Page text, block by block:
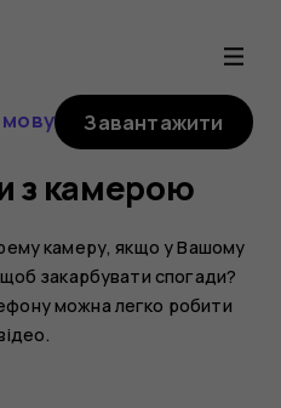
Завантажити
з камерою
камеру, якщо у Вашому
закарбувати спогади?
можна легко робити